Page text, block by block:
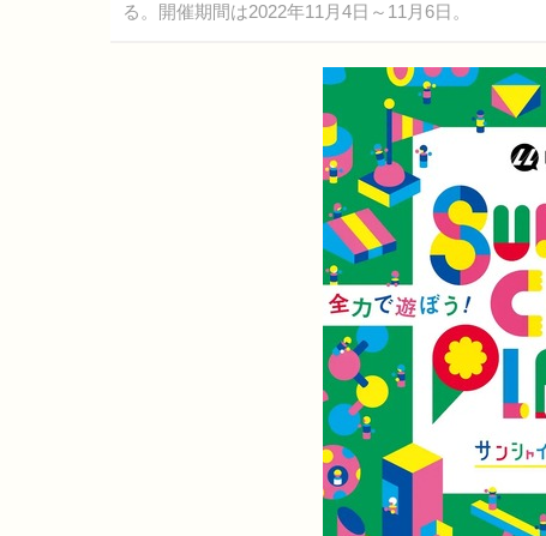
る。開催期間は2022年11月4日～11月6日。